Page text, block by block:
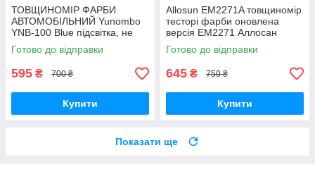
ТОВЩИНОМІР ФАРБИ
АВТОМОБІЛЬНИЙ Yunombo
YNB-100 Blue підсвітка, не
потребує калібрування
Готово до відправки
595 ₴ 700 ₴
Купити
Allosun EM2271A товщиномір
тесторі фарби оновлена
версія ЕМ2271 Аллосан
Готово до відправки
645 ₴ 750 ₴
Купити
Показати ще